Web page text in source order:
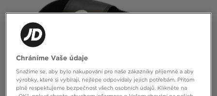
Chráníme Vaše údaje
Snažíme se, aby bylo nakupování pro naše zákazníky příjemné a aby
výrobky, které si vybírají, nejlépe odpovídaly jejich potřebám. Přitom
plně respektujeme bezpečnost všech osobních údajů. Klikněte na